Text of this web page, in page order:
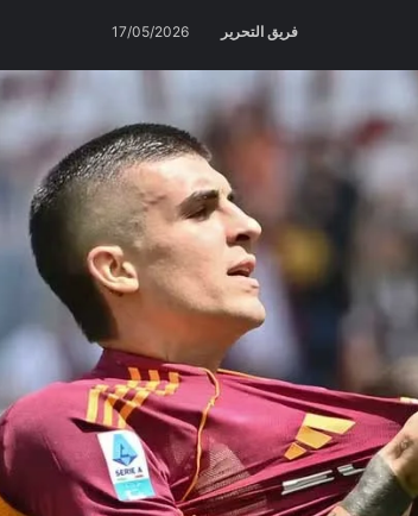
فريق التحرير 17/05/2026